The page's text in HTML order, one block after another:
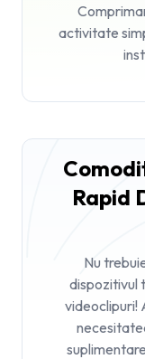
activitate
Rapid
Nu
dispozitivul
videoclipuri!